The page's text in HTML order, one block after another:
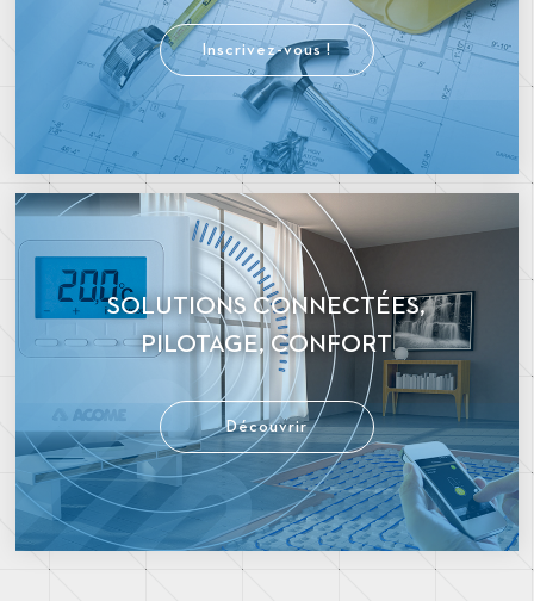
Inscrivez-vous !
SOLUTIONS CONNECTÉES,
PILOTAGE, CONFORT
Découvrir